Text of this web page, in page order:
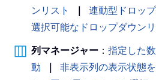
ンリスト
連動型ドロッ
選択可能なドロップダウンリ
列マネージャー ： 指定した
動
非表示列の表示状態